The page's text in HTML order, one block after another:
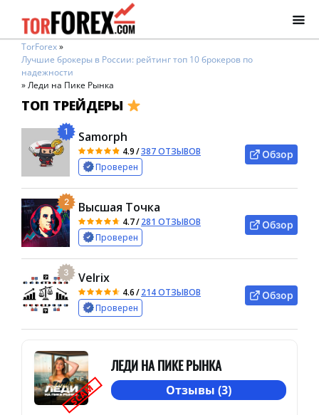
TorForex»
Лучшие брокеры в России: рейтинг топ 10 брокеров по
надежности
»Леди на Пике Рынка
ТОП ТРЕЙДЕРЫ
1 Samorph
4.9/387 ОТЗЫВОВ
Проверен
Обзор
2 Высшая Точка
4.7/281 ОТЗЫВОВ
Проверен
Обзор
3 Velrix
4.6/214 ОТЗЫВОВ
Проверен
Обзор
SCAM
ЛЕДИ НА ПИКЕ РЫНКА
Отзывы (3)